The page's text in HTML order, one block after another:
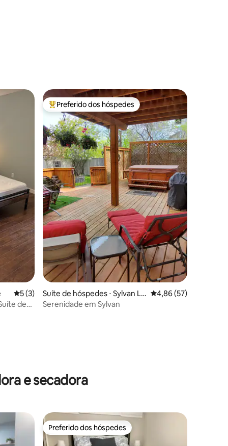
5 de uma avaliação média de 5, 3 avaliações
5 (3)
de
Entre os melhores preferidos dos hóspedes
Preferido dos hóspedes
Suíte de hóspedes ⋅ Sylvan La
ke
4,86 de uma
4,86 (57)
Serenidade em Sylvan
e secadora
Preferido dos hóspedes
Preferido dos hóspedes